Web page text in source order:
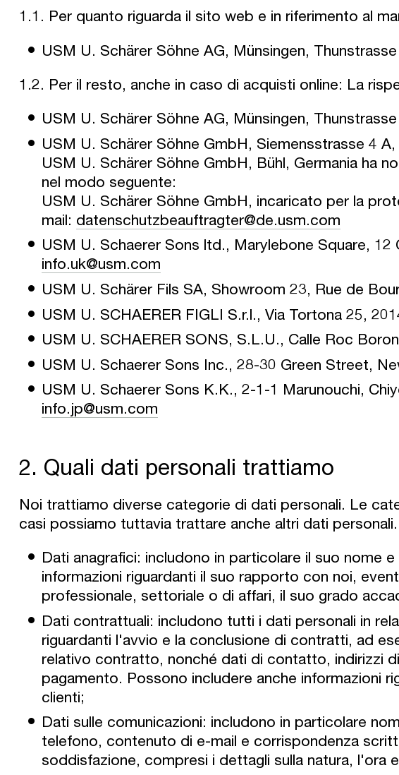
1.1. Per quanto riguarda il sito web e in riferimento al
USM U. Schärer Söhne AG, Münsingen,
1.2. Per il resto, anche in caso di acquisti online: La
USM U. Schärer Söhne AG, Münsingen,
USM U. Schärer Söhne GmbH, Siemensstrasse 4
USM U. Schärer Söhne GmbH, Bühl, Germania ha
nel modo seguente:
USM U. Schärer Söhne GmbH, incaricato per la
mail: datenschutzbeauftragter@de.usm.com
USM U. Schaerer Sons ltd., Marylebone Square,
info.uk@usm.com
USM U. Schärer Fils SA, Showroom 23, Rue de
USM U. SCHAERER FIGLI S.r.l., Via Tortona 25,
USM U. SCHAERER SONS, S.L.U., Calle Roc
USM U. Schaerer Sons Inc., 28-30 Green Street,
USM U. Schaerer Sons K.K., 2-1-1 Marunouchi,
info.jp@usm.com
2. Quali dati personali trattiamo
Noi trattiamo diverse categorie di dati personali. Le
casi possiamo tuttavia trattare anche altri dati personali.
Dati anagrafici: includono in particolare il suo nome
informazioni riguardanti il suo rapporto con noi,
professionale, settoriale o di affari, il suo grado
Dati contrattuali: includono tutti i dati personali in
riguardanti l'avvio e la conclusione di contratti, ad
relativo contratto, nonché dati di contatto, indirizzi
pagamento. Possono includere anche informazioni
clienti;
Dati sulle comunicazioni: includono in particolare
telefono, contenuto di e-mail e corrispondenza
soddisfazione, compresi i dettagli sulla natura, l'ora